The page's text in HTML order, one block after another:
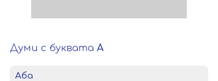
Думи с буквата А
аба